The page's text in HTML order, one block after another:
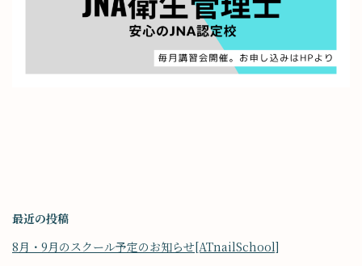
最近の投稿
8月・9月のスクール予定のお知らせ[ATnailSchool]